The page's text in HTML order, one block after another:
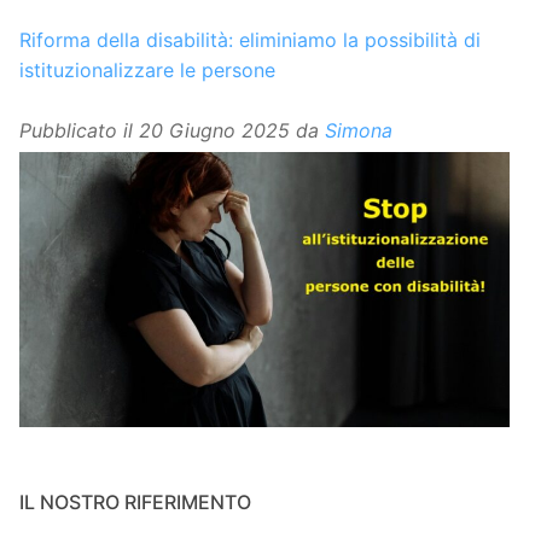
Riforma della disabilità: eliminiamo la possibilità di
istituzionalizzare le persone
Pubblicato il 20 Giugno 2025 da Simona
IL NOSTRO RIFERIMENTO